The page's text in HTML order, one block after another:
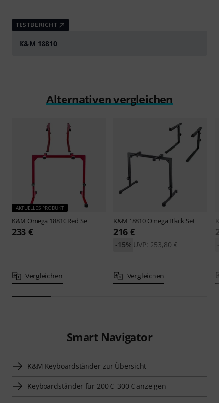
TESTBERICHT
K&M 18810
Alternativen vergleichen
AKTUELLES PRODUKT
K&M Omega 18810 Red Set
233 €
Vergleichen
K&M 18810 Omega Black Set
216 €
UVP: 253,80 €
-15%
Vergleichen
Smart Navigator
K&M Keyboardständer zur Übersicht
Keyboardständer für 200 €–300 € anzeigen